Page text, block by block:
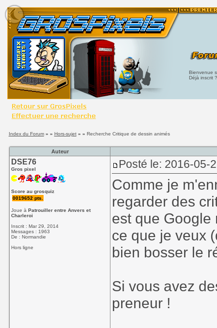
Bienvenue
Déjà inscrit
Index du Forum» » Hors-sujet» » Recherche Critique de dessin animés
Auteur
DSE76
Gros pixel
Score au grosquiz
0019652 pts.
Joue àPatrouiller entre Anvers et
Charleroi
Inscrit : Mar 29, 2014
Messages : 1963
De : Normandie
Hors ligne
Posté le: 2016-05-
Comme je
regarder des
est que Google
ce que je veux
bien bosser le
Si vous avez
preneur !